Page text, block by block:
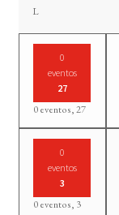
Llunes
0
eventos
27
0 eventos,27
0
eventos
3
0 eventos, 3